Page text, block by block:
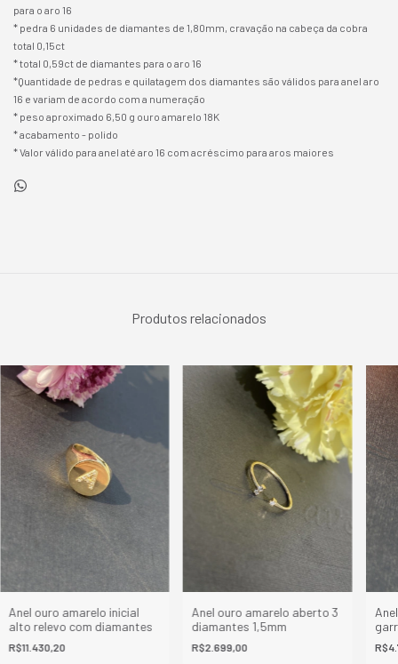
para o aro 16
* pedra 6 unidades de diamantes de 1,80mm, cravação na cabeça da cobra
total 0,15ct
* total 0,59ct de diamantes para o aro 16
*Quantidade de pedras e quilatagem dos diamantes são válidos para anel aro
16 e variam de acordo com a numeração
* peso aproximado 6,50 g ouro amarelo 18K
* acabamento - polido
* Valor válido para anel até aro 16 com acréscimo para aros maiores
Produtos relacionados
Anel ouro amarelo inicial
alto relevo com diamantes
R$11.430,20
Anel ouro amarelo aberto 3
diamantes 1,5mm
R$2.699,00